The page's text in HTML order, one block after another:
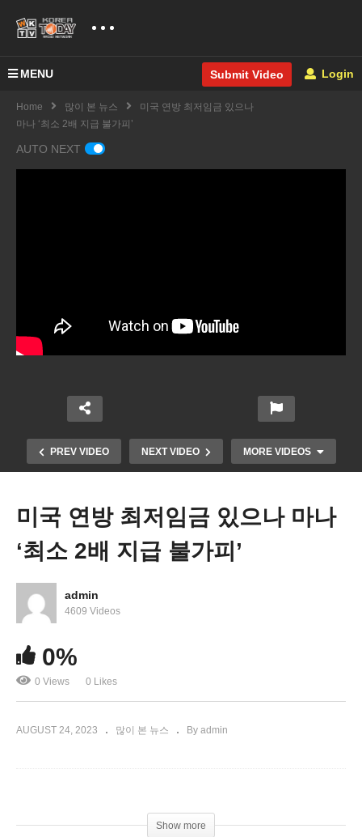
MENU Submit Video Login
Home 많이 본 뉴스
미국 연방 최저임금 있으나
마나 ‘최소 2배 지급 불가피’
AUTO NEXT
PREV VIDEO NEXT VIDEO MORE VIDEOS
증, 의료기록 등 해킹 파문
미국 연방 최저임금 있으나 마나
‘최소 2배 지급 불가피’
admin
4609 Videos
0%
0 Views 0 Likes
AUGUST 24, 2023 많이 본 뉴스 By admin
Show more